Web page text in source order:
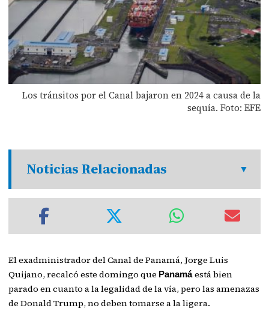
Los tránsitos por el Canal bajaron en 2024 a causa de la
sequía. Foto: EFE
Noticias Relacionadas
El exadministrador del Canal de Panamá, Jorge Luis
Quijano, recalcó este domingo que Panamáestá bien
parado en cuanto a la legalidad de la vía, pero las amenazas
de Donald Trump, no deben tomarse a la ligera.